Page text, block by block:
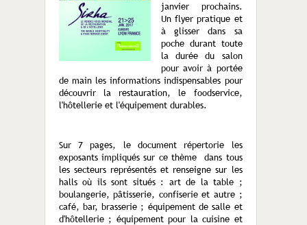
janvier prochains.
Un flyer pratique et
à glisser dans sa
poche durant toute
la durée du salon
pour avoir à portée
de main les informations indispensables pour
découvrir la restauration, le foodservice,
l'hôtellerie et l'équipement durables.
Sur 7 pages, le document répertorie les
exposants impliqués sur ce thème dans tous
les secteurs représentés et renseigne sur les
halls où ils sont situés : art de la table ;
boulangerie, pâtisserie, confiserie et autre ;
café, bar, brasserie ; équipement de salle et
d'hôtellerie ; équipement pour la cuisine et